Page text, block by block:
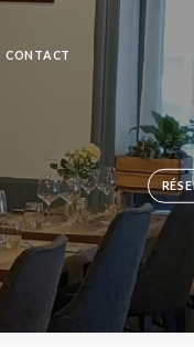
CONTACT